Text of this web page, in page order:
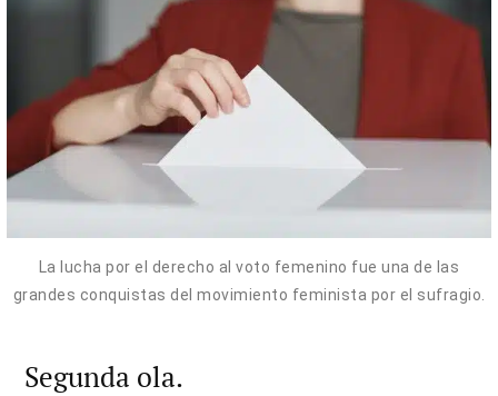
La lucha por el derecho al voto femenino fue una de las
grandes conquistas del movimiento feminista por el sufragio.
Segunda ola.